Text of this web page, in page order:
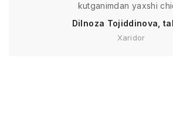
kutganimdan yaxshi
Dilnoza Tojiddinova,
Xaridor